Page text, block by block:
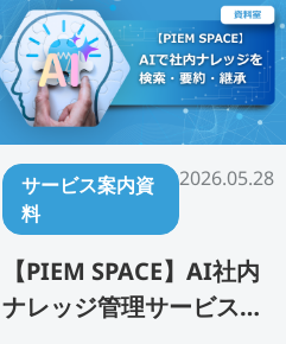
サービス案内資
料
2026.05.28
【PIEM SPACE】AI社内
ナレッジ管理サービス資